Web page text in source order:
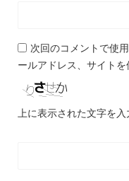
次回のコメントで使
ールアドレス、サイトを
上に表示された文字を入